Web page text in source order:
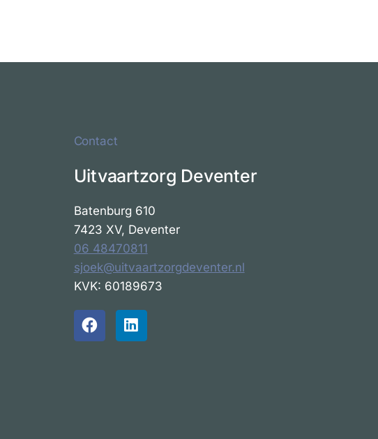
Contact
Uitvaartzorg Deventer
Batenburg 610
7423 XV, Deventer
06 48470811
sjoek@uitvaartzorgdeventer.nl
KVK: 60189673